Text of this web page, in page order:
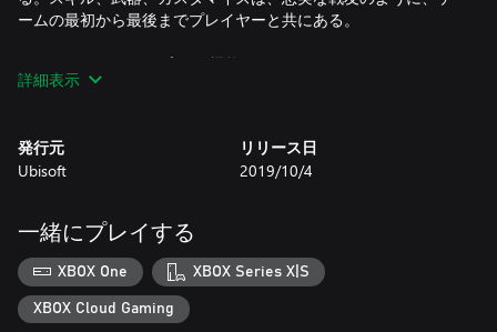
ームの最初から最後までプレイヤーと共にある。
オンラインのマルチプレイ/機能にアクセスするには、インター
ネット接続、Ubisoftアカウント、Microsoftアカウント、Game
詳細表示
発行元
Ubisoft
リリース日
2019/10/4
一緒にプレイする
XBOX One XBOX Series X|S
XBOX Cloud Gaming